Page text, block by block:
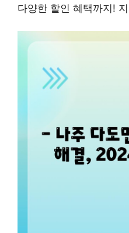
다양한 할인 혜택까지!